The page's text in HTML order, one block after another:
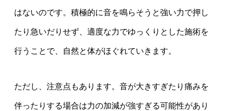
はないのです。積極的に音を鳴らそうと強い力で押し
たり急いだりせず、適度な力でゆっくりとした施術を
行うことで、自然と体がほぐれていきます。
ただし、注意点もあります。音が大きすぎたり痛みを
伴ったりする場合は力の加減が強すぎる可能性があり